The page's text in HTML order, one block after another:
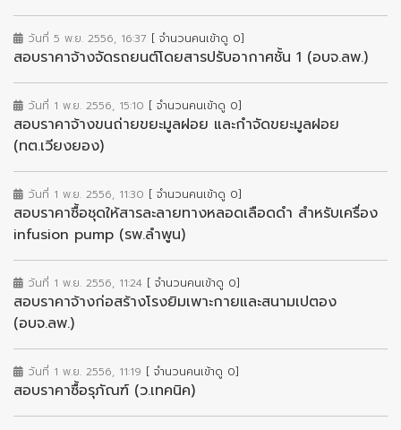
วันที่ 5 พ.ย. 2556, 16:37 [ จำนวนคนเข้าดู 0]
สอบราคาจ้างจัดรถยนต์โดยสารปรับอากาศชั้น 1 (อบจ.ลพ.)
วันที่ 1 พ.ย. 2556, 15:10 [ จำนวนคนเข้าดู 0]
สอบราคาจ้างขนถ่ายขยะมูลฝอย และกำจัดขยะมูลฝอย
(ทต.เวียงยอง)
วันที่ 1 พ.ย. 2556, 11:30 [ จำนวนคนเข้าดู 0]
สอบราคาซื้อชุดให้สารละลายทางหลอดเลือดดำ สำหรับเครื่อง
infusion pump (รพ.ลำพูน)
วันที่ 1 พ.ย. 2556, 11:24 [ จำนวนคนเข้าดู 0]
สอบราคาจ้างก่อสร้างโรงยิมเพาะกายและสนามเปตอง
(อบจ.ลพ.)
วันที่ 1 พ.ย. 2556, 11:19 [ จำนวนคนเข้าดู 0]
สอบราคาซื้อรุภัณฑ์ (ว.เทคนิค)